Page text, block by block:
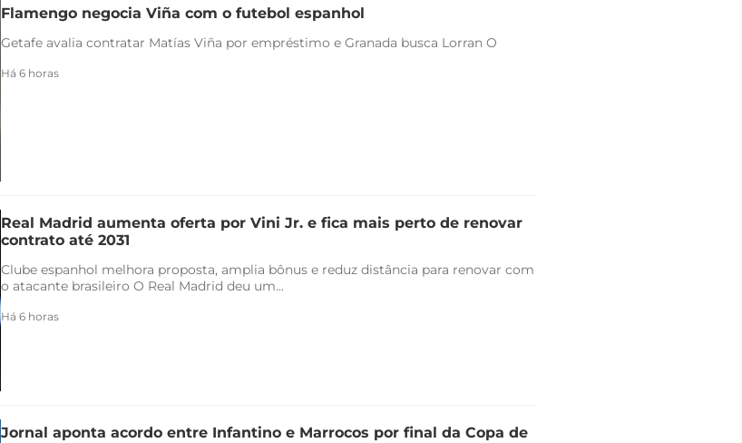
Flamengo negocia Viña com o futebol espanhol
Getafe avalia contratar Matías Viña por empréstimo e Granada busca Lorran O
Há 6 horas
Real Madrid aumenta oferta por Vini Jr. e fica mais perto de renovar
contrato até 2031
Clube espanhol melhora proposta, amplia bônus e reduz distância para renovar com
o atacante brasileiro O Real Madrid deu um...
Há 6 horas
Jornal aponta acordo entre Infantino e Marrocos por final da Copa de